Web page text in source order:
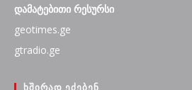
დამატებითი რესურსი
geotimes.ge
gtradio.ge
ᲮᲨᲘᲠᲐᲓ ᲔᲫᲔᲑᲔᲜ